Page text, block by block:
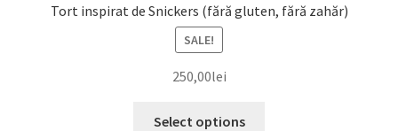
Tort inspirat de Snickers (fără gluten, fără zahăr)
SALE!
250,00lei
Select options